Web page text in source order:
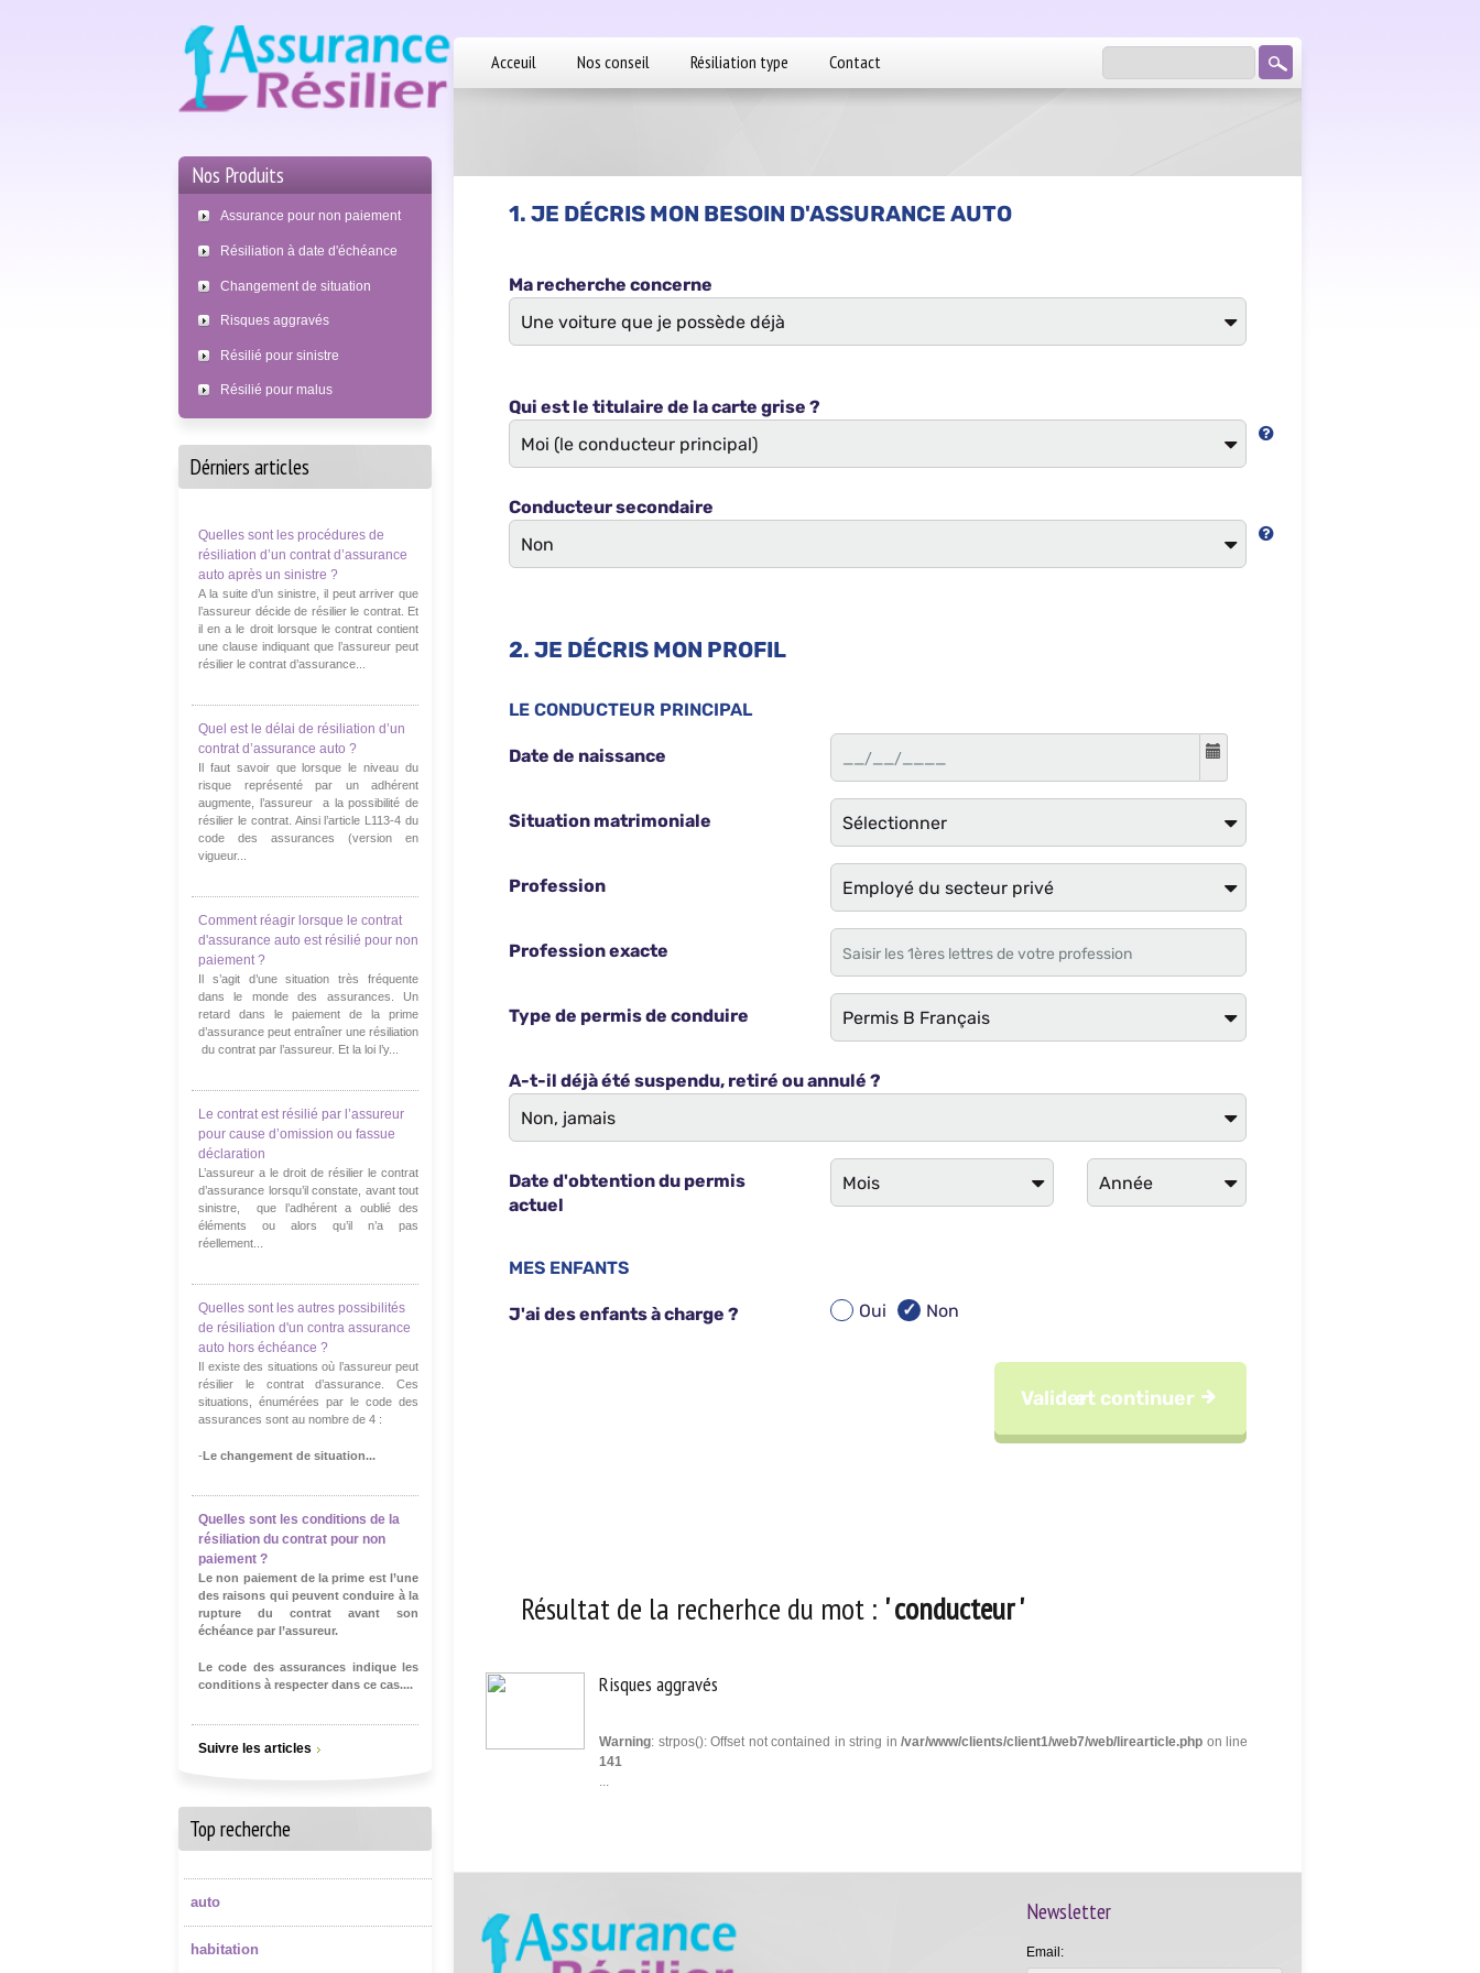
Acceuil Nos conseil Résiliation type Contact
Résultat de la recherhce du mot : ' conducteur '
Risques aggravés
Warning: strpos(): Offset not contained in string in /var/www/clients/client1/web7/web/lirearticle.php on line
141
...
Newsletter
Email:
Nos Produits
Assurance pour non paiement
Résiliation à date d'échéance
Changement de situation
Risques aggravés
Résilié pour sinistre
Résilié pour malus
Dérniers articles
Quelles sont les procédures de
résiliation d’un contrat d’assurance
auto après un sinistre ?
A la suite d’un sinistre, il peut arriver que
l’assureur décide de résilier le contrat. Et
il en a le droit lorsque le contrat contient
une clause indiquant que l’assureur peut
résilier le contrat d’assurance...
Quel est le délai de résiliation d’un
contrat d’assurance auto ?
Il faut savoir que lorsque le niveau du
risque représenté par un adhérent
augmente, l’assureur a la possibilité de
résilier le contrat. Ainsi l’article L113-4 du
code des assurances (version en
vigueur...
Comment réagir lorsque le contrat
d'assurance auto est résilié pour non
paiement ?
Il s’agit d’une situation très fréquente
dans le monde des assurances. Un
retard dans le paiement de la prime
d’assurance peut entraîner une résiliation
du contrat par l’assureur. Et la loi l’y...
Le contrat est résilié par l’assureur
pour cause d’omission ou fassue
déclaration
L’assureur a le droit de résilier le contrat
d’assurance lorsqu’il constate, avant tout
sinistre, que l’adhérent a oublié des
éléments ou alors qu’il n’a pas
réellement...
Quelles sont les autres possibilités
de résiliation d'un contra assurance
auto hors échéance ?
Il existe des situations où l’assureur peut
résilier le contrat d’assurance. Ces
situations, énumérées par le code des
assurances sont au nombre de 4 :
-Le changement de situation...
Quelles sont les conditions de la
résiliation du contrat pour non
paiement ?
Le non paiement de la prime est l’une
des raisons qui peuvent conduire à la
rupture du contrat avant son
échéance par l’assureur.
Le code des assurances indique les
conditions à respecter dans ce cas....
Suivre les articles
Top recherche
auto
habitation